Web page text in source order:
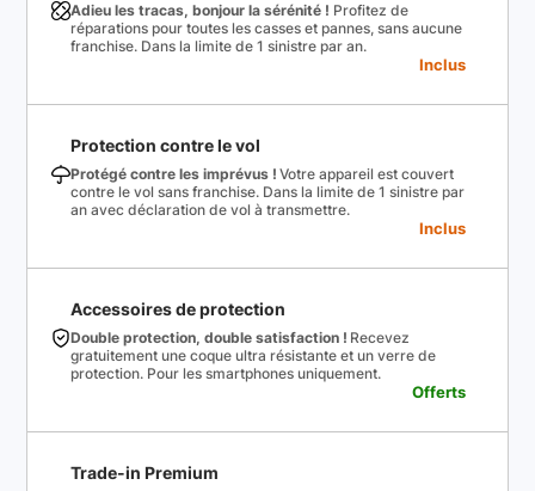
Adieu les tracas, bonjour la sérénité ! Profitez de
réparations pour toutes les casses et pannes, sans aucune
franchise. Dans la limite de 1 sinistre par an.
Inclus
Protection contre le vol
Protégé contre les imprévus ! Votre appareil est couvert
contre le vol sans franchise. Dans la limite de 1 sinistre par
an avec déclaration de vol à transmettre.
Inclus
Accessoires de protection
Double protection, double satisfaction ! Recevez
gratuitement une coque ultra résistante et un verre de
protection. Pour les smartphones uniquement.
Offerts
Trade-in Premium